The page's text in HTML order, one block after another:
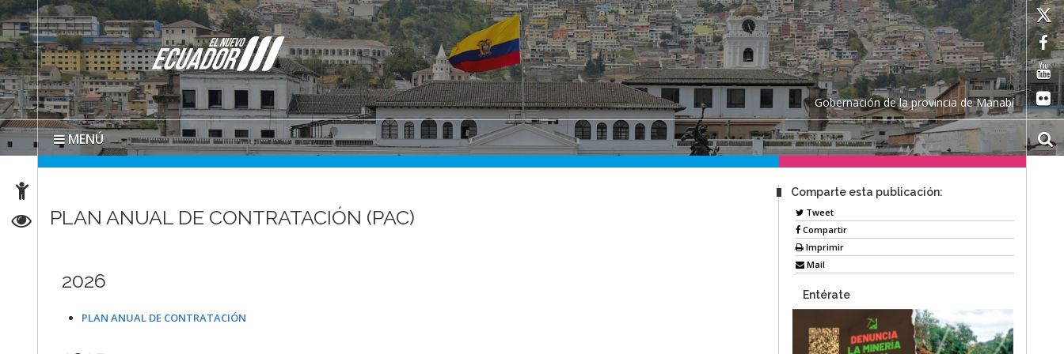
Gobernación de la provincia de Manabí
MENÚ
PLAN ANUAL DE CONTRATACIÓN (PAC)
2026
PLAN ANUAL DE CONTRATACIÓN
Comparte esta publicación:
Tweet
Compartir
Imprimir
Mail
Entérate